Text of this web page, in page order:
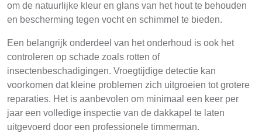
om de natuurlijke kleur en glans van het hout te behouden
en bescherming tegen vocht en schimmel te bieden.
Een belangrijk onderdeel van het onderhoud is ook het
controleren op schade zoals rotten of
insectenbeschadigingen. Vroegtijdige detectie kan
voorkomen dat kleine problemen zich uitgroeien tot grotere
reparaties. Het is aanbevolen om minimaal een keer per
jaar een volledige inspectie van de dakkapel te laten
uitgevoerd door een professionele timmerman.